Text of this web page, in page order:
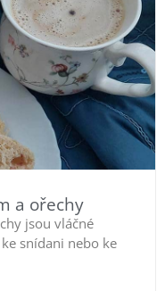
a ořechy
jsou vláčné
snídani nebo ke